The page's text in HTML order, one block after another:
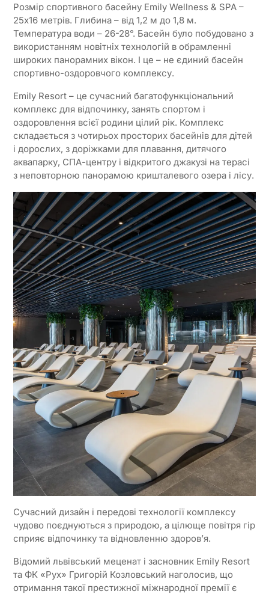
Розмір спортивного басейну Emily Wellness & SPA –
25х16 метрів. Глибина – від 1,2 м до 1,8 м.
Температура води – 26-28°. Басейн було побудовано з
використанням новітніх технологій в обрамленні
широких панорамних вікон. І це – не єдиний басейн
спортивно-оздоровчого комплексу.
Emily Resort – це сучасний багатофункціональний
комплекс для відпочинку, занять спортом і
оздоровлення всієї родини цілий рік. Комплекс
складається з чотирьох просторих басейнів для дітей
і дорослих, з доріжками для плавання, дитячого
аквапарку, СПА-центру і відкритого джакузі на терасі
з неповторною панорамою кришталевого озера і лісу.
Сучасний дизайн і передові технології комплексу
чудово поєднуються з природою, а цілюще повітря гір
сприяє відпочинку та відновленню здоров’я.
Відомий львівський меценат і засновник Emily Resort
та ФК «Рух» Григорій Козловський наголосив, що
отримання такої престижної міжнародної премії є